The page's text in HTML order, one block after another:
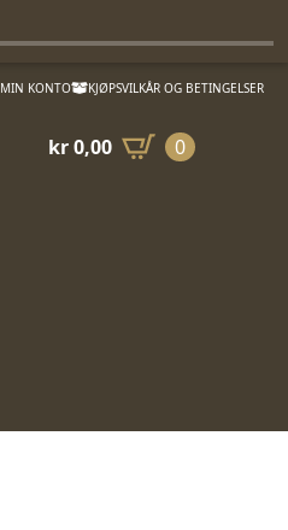
MIN KONTO KJØPSVILKÅR OG BETINGELSER
kr0,00 0